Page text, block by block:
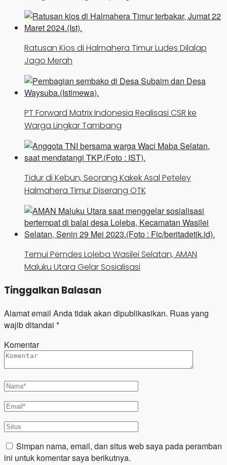
Ratusan Kios di Halmahera Timur Ludes Dilalap
Jago Merah
PT Forward Matrix Indonesia Realisasi CSR ke
Warga Lingkar Tambang
Tidur di Kebun, Seorang Kakek Asal Peteley
Halmahera Timur Diserang OTK
Temui Pemdes Loleba Wasilei Selatan, AMAN
Maluku Utara Gelar Sosialisasi
Tinggalkan Balasan
Alamat email Anda tidak akan dipublikasikan. Ruas yang
wajib ditandai *
Komentar
Simpan nama, email, dan situs web saya pada peramban
ini untuk komentar saya berikutnya.